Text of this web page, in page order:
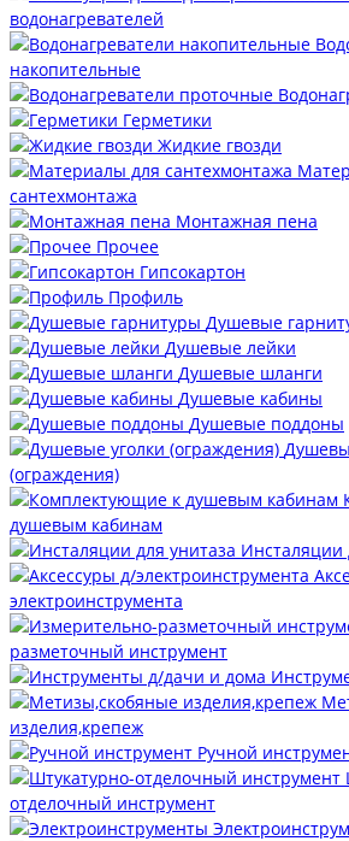
водонагревателей
накопительные
Герметики
Жидкие гвозди
сантехмонтажа
Монтажная пена
Прочее
Гипсокартон
Профиль
Душевые
Душевые лейки
Душевые шланги
Душевые кабины
Душевые поддоны
(ограждения)
душевым кабинам
Инсталяции
электроинструмента
разметочный инструмент
изделия,крепеж
Ручной
отделочный инструмент